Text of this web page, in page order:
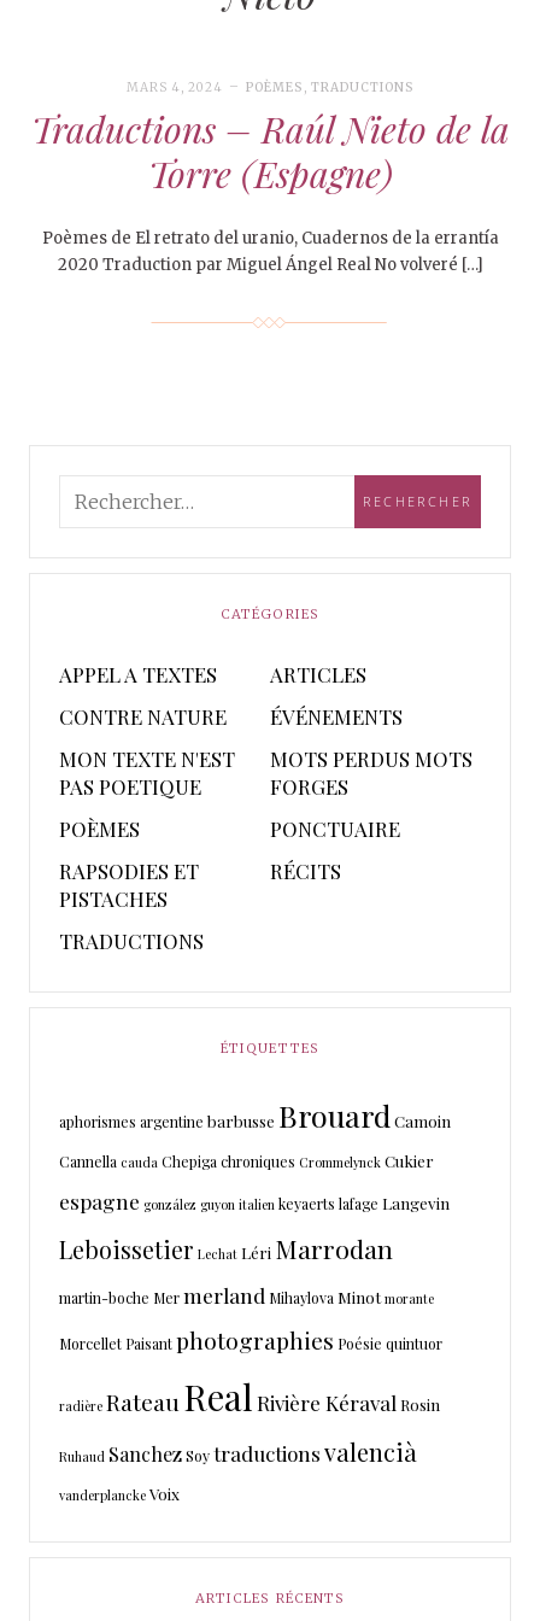
MARS 4, 2024 POÈMES , TRADUCTIONS
Traductions – Raúl Nieto de la
Torre (Espagne)
Poèmes de El retrato del uranio, Cuadernos de la errantía
2020 Traduction par Miguel Ángel Real No volveré […]
CATÉGORIES
APPEL A TEXTES
ARTICLES
CONTRE NATURE
ÉVÉNEMENTS
MON TEXTE N'EST
PAS POETIQUE
MOTS PERDUS MOTS
FORGES
POÈMES
PONCTUAIRE
RAPSODIES ET
PISTACHES
RÉCITS
TRADUCTIONS
ÉTIQUETTES
aphorismes argentine barbusse Brouard Camoin
Cannella cauda Chepigachroniques Crommelynck Cukier
espagne gonzález guyon italien keyaerts lafage Langevin
Leboissetier Lechat Léri Marrodan
martin-boche Mermerland Mihaylova Minot morante
Morcellet Paisantphotographies Poésie quintuor
radière RateauReal Rivière Kéraval Rosin
Ruhaud SanchezSoytraductionsvalencià
vanderplancke Voix
ARTICLES RÉCENTS